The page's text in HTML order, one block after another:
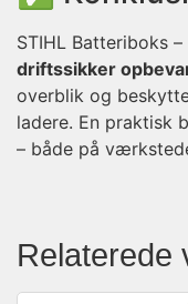
STIHL Batteriboks
driftssikker
overblik og
ladere. En praktisk
– både på
Relaterede